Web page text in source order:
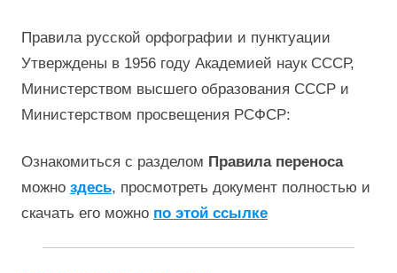
Правила русской орфографии и пунктуации
Утверждены в 1956 году Академией наук СССР,
Министерством высшего образования СССР и
Министерством просвещения РСФСР:
Ознакомиться с разделом Правила переноса
можно здесь, просмотреть документ полностью и
скачать его можно по этой ссылке